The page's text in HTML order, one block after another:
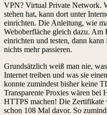
VPN? Virtual Private Network.
stehen hat, kann dort unter
einrichten. Die Anleitung, wie
Weboberfläche gleich dazu. Am
einrichten und testen, dann
nichts mehr passieren.
Grundsätzlich weiß man nie,
Internet treiben und was sie
konnte zumindest bisher keine
Transparente Proxies wären bei
HTTPS machen! Die Zertifikate
schon 108 Mal davor. So